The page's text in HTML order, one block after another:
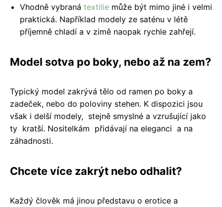
Vhodně vybraná textilie může být mimo jiné i velmi
praktická. Například modely ze saténu v létě
příjemně chladí a v zimě naopak rychle zahřejí.
Model sotva po boky, nebo až na zem?
Typický model zakrývá tělo od ramen po boky a
zadeček, nebo do poloviny stehen. K dispozici jsou
však i delší modely, stejně smyslné a vzrušující jako
ty kratší. Nositelkám přidávají na eleganci a na
záhadnosti.
Chcete více zakrýt nebo odhalit?
Každý člověk má jinou představu o erotice a